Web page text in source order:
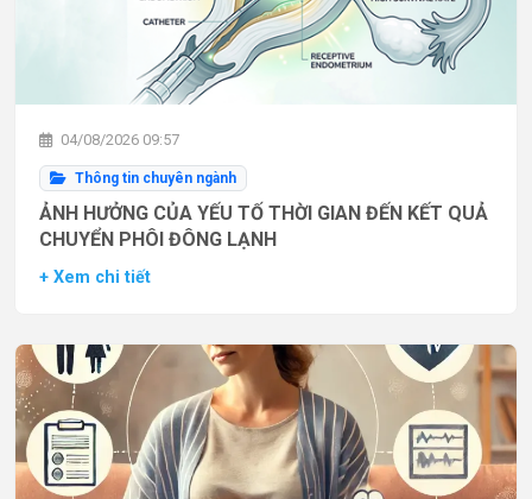
04/08/2026 09:57
Thông tin chuyên ngành
ẢNH HƯỞNG CỦA YẾU TỐ THỜI GIAN ĐẾN KẾT QUẢ
CHUYỂN PHÔI ĐÔNG LẠNH
+ Xem chi tiết